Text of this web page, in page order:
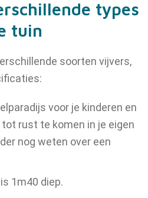
types
tuin
soorten vijvers,
voor je kinderen en
rust te komen in je eigen
nog weten over een
1m40 diep.